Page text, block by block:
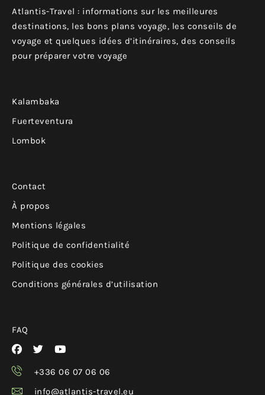
Atlantis-Travel : informations sur les meilleures
destinations, les bons plans voyage, les conseils de
voyage et quelques idées d’itinéraires, des conseils
pour préparer votre voyage
Kalambaka
Fuerteventura
Lombok
Contact
À propos
Mentions légales
Politique de confidentialité
Politique des cookies
Conditions générales d’utilisation
FAQ
+336 06 07 06 06
info@atlantis-travel.eu